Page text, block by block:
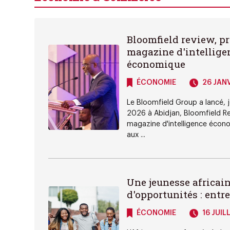
Bloomfield review,
magazine
économique
ÉCONOMIE 26
Le Bloomfield Group a lancé,
2026 à Abidjan, Bloomfield
magazine d'intelligence
aux ...
Une jeunesse
d'opportunités : entre
ÉCONOMIE 16